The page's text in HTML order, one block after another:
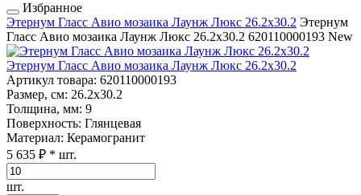
Избранное
Этернум Гласс Авио мозаика Лаунж Люкс 26.2x30.2 Этернум
Гласс Авио мозаика Лаунж Люкс 26.2x30.2 620110000193 New
Этернум Гласс Авио мозаика Лаунж Люкс 26.2x30.2
Артикул товара: 620110000193
Размер, см: 26.2x30.2
Толщина, мм: 9
Поверхность: Глянцевая
Материал: Керамогранит
5 635 ₽ * шт.
шт.